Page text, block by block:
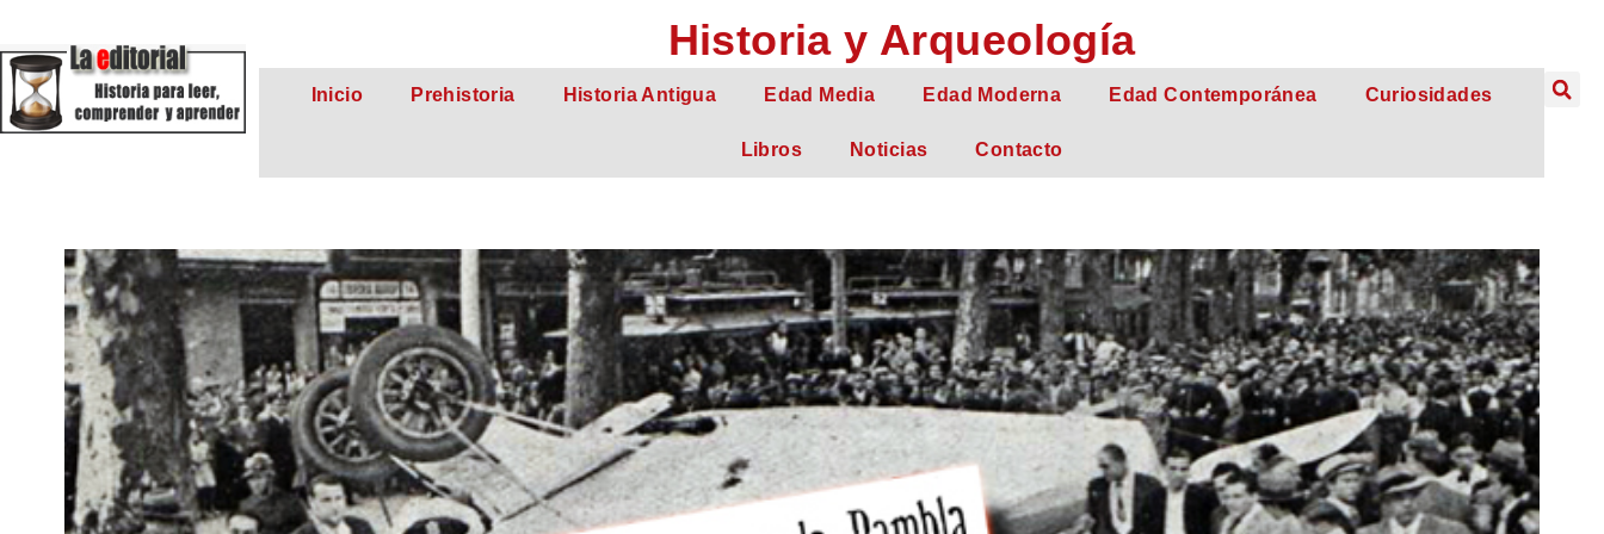
Historia y Arqueología
Inicio Prehistoria Historia Antigua Edad Media Edad Moderna Edad Contemporánea Curiosidades
Libros Noticias Contacto